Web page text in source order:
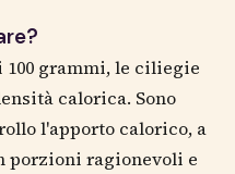
100 grammi, le ciliegie
calorica. Sono
l'apporto calorico, a
porzioni ragionevoli e